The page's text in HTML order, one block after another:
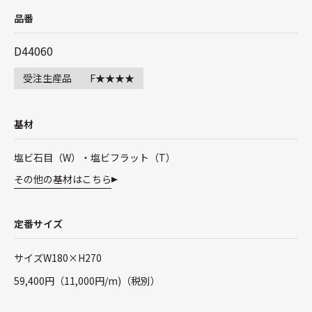
品番
D44060
受注生産品 F★★★★
基材
塩ビ石目（W）・塩ビフラット（T）
その他の基材はこちら
定番サイズ
サイズW180×H270
59,400円（11,000円/m)（税別）